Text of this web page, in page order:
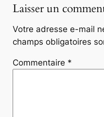
Laisser un
Votre adresse e-mail
champs obligatoires
Commentaire *